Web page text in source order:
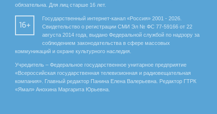
обязательна. Для лиц старше 16 лет.
16+
Государственный интернет-канал «Россия» 2001 - 2026.
Свидетельство о регистрации СМИ Эл № ФС 77-59166 от 22
августа 2014 года, выдано Федеральной службой по надзору за
соблюдением законодательства в сфере массовых
коммуникаций и охране культурного наследия.
Учредитель – Федеральное государственное унитарное предприятие
«Всероссийская государственная телевизионная и радиовещательная
компания». Главный редактор Панина Елена Валерьевна. Редактор ГТРК
«Ямал» Анохина Маргарита Юрьевна.